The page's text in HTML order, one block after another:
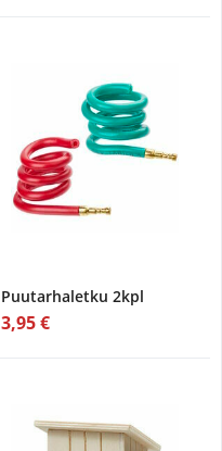
Puutarhaletku 2kpl
3,95 €